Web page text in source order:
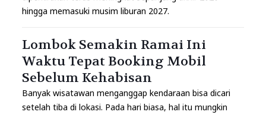
hingga memasuki musim liburan 2027.
Lombok Semakin Ramai Ini
Waktu Tepat Booking Mobil
Sebelum Kehabisan
Banyak wisatawan menganggap kendaraan bisa dicari
setelah tiba di lokasi. Pada hari biasa, hal itu mungkin